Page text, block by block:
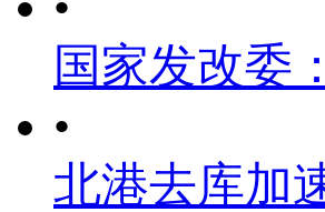
国家发改委
•
北港去库加